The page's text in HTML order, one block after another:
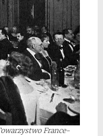
France-